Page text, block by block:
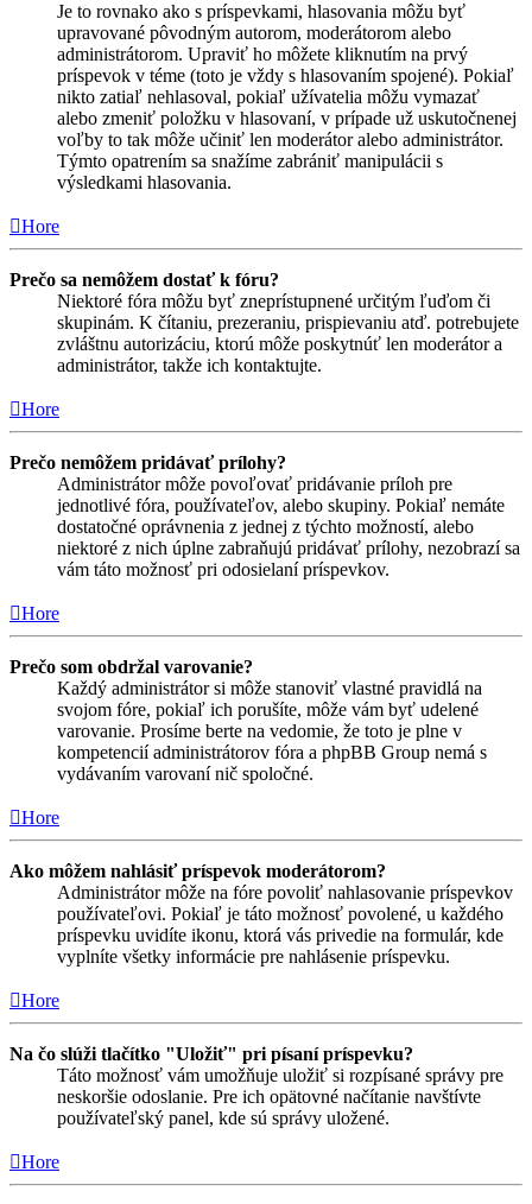
Je to rovnako ako s príspevkami, hlasovania môžu byť
upravované pôvodným autorom, moderátorom alebo
administrátorom. Upraviť ho môžete kliknutím na prvý
príspevok v téme (toto je vždy s hlasovaním spojené). Pokiaľ
nikto zatiaľ nehlasoval, pokiaľ užívatelia môžu vymazať
alebo zmeniť položku v hlasovaní, v prípade už uskutočnenej
voľby to tak môže učiniť len moderátor alebo administrátor.
Týmto opatrením sa snažíme zabrániť manipulácii s
výsledkami hlasovania.
Hore
Prečo sa nemôžem dostať k fóru?
Niektoré fóra môžu byť zneprístupnené určitým ľuďom či
skupinám. K čítaniu, prezeraniu, prispievaniu atď. potrebujete
zvláštnu autorizáciu, ktorú môže poskytnúť len moderátor a
administrátor, takže ich kontaktujte.
Hore
Prečo nemôžem pridávať prílohy?
Administrátor môže povoľovať pridávanie príloh pre
jednotlivé fóra, používateľov, alebo skupiny. Pokiaľ nemáte
dostatočné oprávnenia z jednej z týchto možností, alebo
niektoré z nich úplne zabraňujú pridávať prílohy, nezobrazí sa
vám táto možnosť pri odosielaní príspevkov.
Hore
Prečo som obdržal varovanie?
Každý administrátor si môže stanoviť vlastné pravidlá na
svojom fóre, pokiaľ ich porušíte, môže vám byť udelené
varovanie. Prosíme berte na vedomie, že toto je plne v
kompetencií administrátorov fóra a phpBB Group nemá s
vydávaním varovaní nič spoločné.
Hore
Ako môžem nahlásiť príspevok moderátorom?
Administrátor môže na fóre povoliť nahlasovanie príspevkov
používateľovi. Pokiaľ je táto možnosť povolené, u každého
príspevku uvidíte ikonu, ktorá vás privedie na formulár, kde
vyplníte všetky informácie pre nahlásenie príspevku.
Hore
Na čo slúži tlačítko "Uložiť" pri písaní príspevku?
Táto možnosť vám umožňuje uložiť si rozpísané správy pre
neskoršie odoslanie. Pre ich opätovné načítanie navštívte
používateľský panel, kde sú správy uložené.
Hore